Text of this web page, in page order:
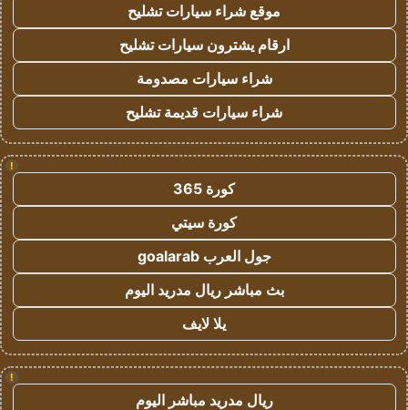
موقع شراء سيارات تشليح
ارقام يشترون سيارات تشليح
شراء سيارات مصدومة
شراء سيارات قديمة تشليح
!
كورة 365
كورة سيتي
جول العرب goalarab
بث مباشر ريال مدريد اليوم
يلا لايف
!
ريال مدريد مباشر اليوم